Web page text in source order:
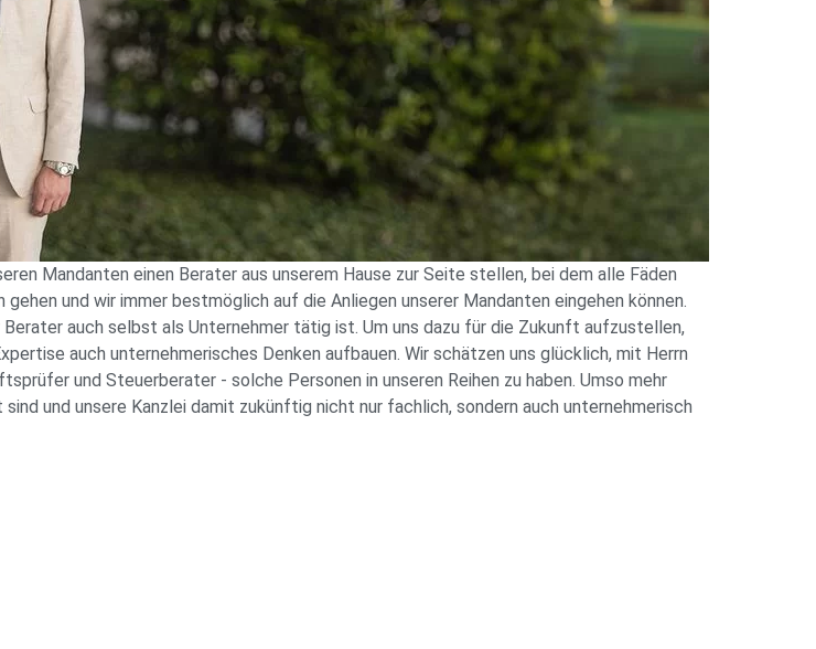
Mandanten einen Berater aus unserem Hause zur Seite stellen, bei dem alle Fäden
und wir immer bestmöglich auf die Anliegen unserer Mandanten eingehen können.
auch selbst als Unternehmer tätig ist. Um uns dazu für die Zukunft aufzustellen,
auch unternehmerisches Denken aufbauen. Wir schätzen uns glücklich, mit Herrn
und Steuerberater - solche Personen in unseren Reihen zu haben. Umso mehr
und unsere Kanzlei damit zukünftig nicht nur fachlich, sondern auch unternehmerisch